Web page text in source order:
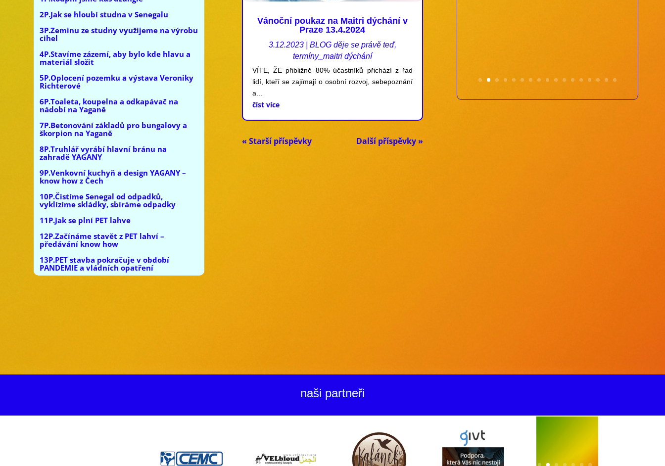
2P.Jak se hloubí studna v Senegalu
3P.Zeminu ze studny využijeme na výrobu
cihel
4P.Stavíme zázemí, aby bylo kde hlavu a
materiál složit
5P.Oplocení pozemku a výstava Veroniky
Richterové
6P.Toaleta, koupelna a odkapávač na
nádobí na Yaganě
7P.Betonování základů pro bungalovy a
škorpion na Yaganě
8P.Truhlář vyrábí hlavní bránu na
zahradě YAGANY
9P.Venkovní kuchyň a design YAGANY –
know how z Čech
10P.Čistíme Senegal od odpadků,
vyklízíme skládky, sbíráme odpadky
11P.Jak se plní PET lahve
12P.Začínáme stavět z PET lahví –
předávání know how
13P.PET stavba pokračuje v období
PANDEMIE a vládních opatření
Vánoční poukaz na Maitri dýchání v
Praze 13.4.2024
3.12.2023| BLOG děje se právě teď,
termíny_maitri dýchání
VÍTE, ŽE přibližně 80% účastníků přichází z řad
lidí, kteří se zajímají o osobní rozvoj, sebepoznání
a...
číst více
« Starší příspěvky Další příspěvky »
naši partneři